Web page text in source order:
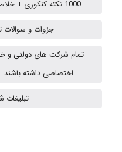
1000 نکته کنکوری + خلاصه جزوات ارشد بهداشت حرفه ای
جزوات و
تمام شرکت های دولتی
اختصاصی داشته باشند.
تبلیغات